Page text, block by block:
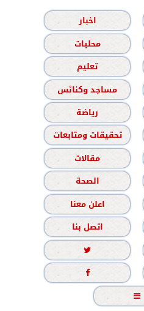
اخبار
محليات
تعليم
مساجد وكنائس
رياضة
تحقيقات ومتابعات
مقالات
الصحة
اعلن معنا
اتصل بنا


